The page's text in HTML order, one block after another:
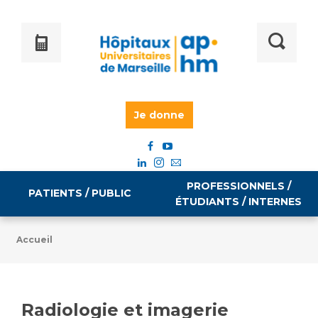
Je donne
PATIENTS / PUBLIC
PROFESSIONNELS /
ÉTUDIANTS / INTERNES
Emploi / formation
Accueil
Radiologie et imagerie